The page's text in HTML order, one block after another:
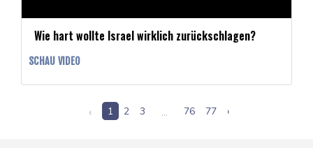
Wie hart wollte Israel wirklich zurückschlagen?
SCHAU VIDEO
‹ 1 2 3 ... 76 77 ›